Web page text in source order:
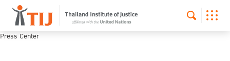
Press Center